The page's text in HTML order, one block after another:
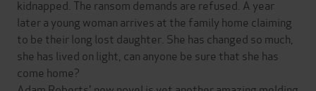
kidnapped. The ransom demands are refused. A year
later a young woman arrives at the family home claiming
to be their long lost daughter. She has changed so much,
she has lived on light, can anyone be sure that she has
come home?